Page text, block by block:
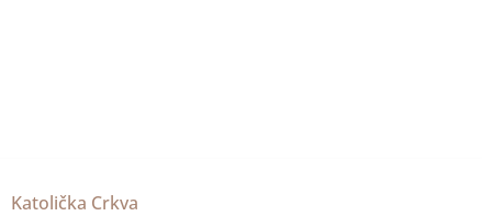
Katolička Crkva